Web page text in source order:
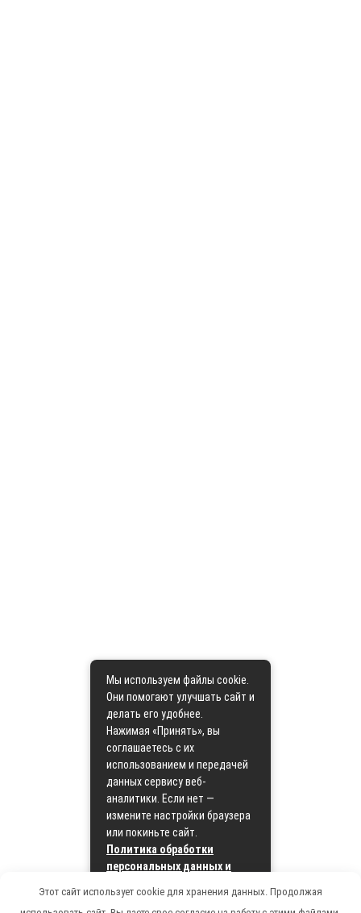
Мы используем файлы cookie.
Они помогают улучшать сайт и
делать его удобнее.
Нажимая «Принять», вы
соглашаетесь с их
использованием и передачей
данных сервису веб-
аналитики. Если нет —
измените настройки браузера
или покиньте сайт.
Политика обработки
персональных данных и
Этот сайт использует cookie для хранения данных. Продолжая